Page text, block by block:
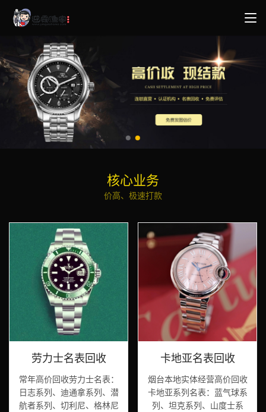
核心业务
价高、极速打款
劳力士名表回收
常年高价回收劳力士名表：
日志系列、迪通拿系列、潜
航者系列、切利尼、格林尼
卡地亚名表回收
烟台本地实体经营高价回收
卡地亚系列名表：蓝气球系
列、坦克系列、山度士系